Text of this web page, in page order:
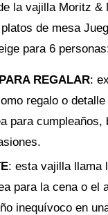
la vajilla Moritz &
de mesa
para 6
REGALAR:
regalo o
para cumpleaños,
: esta vajilla llama
para la cena o el
inequívoco en